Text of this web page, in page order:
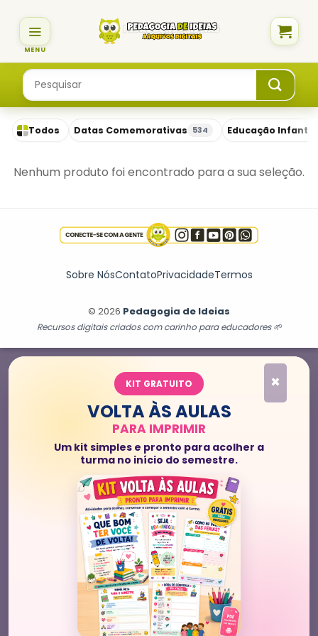
content
Pesquisar
por:
Todos Datas Comemorativas 534 Educação Infantil
Nenhum produto foi encontrado para a sua seleção.
Sobre NósContatoPrivacidadeTermos
© 2026 Pedagogia de Ideias
Recursos digitais criados com carinho para educadores 🌱
×
KIT GRATUITO
VOLTA ÀS AULAS
PARA IMPRIMIR
Um kit simples e pronto para acolher a
turma no início do semestre.